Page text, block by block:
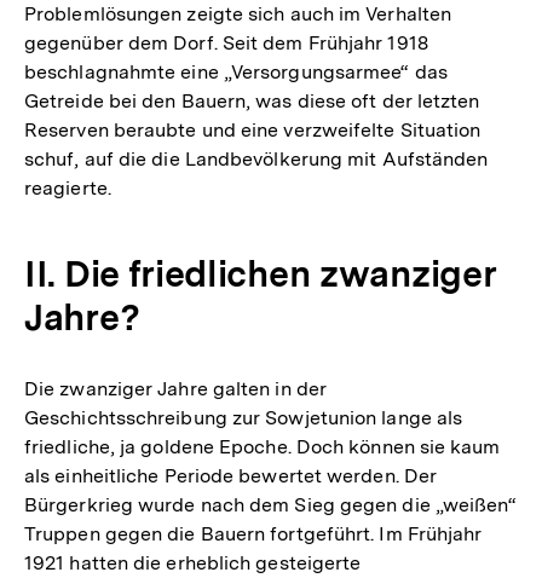
Problemlösungen zeigte sich auch im Verhalten
gegenüber dem Dorf. Seit dem Frühjahr 1918
beschlagnahmte eine „Versorgungsarmee“ das
Getreide bei den Bauern, was diese oft der letzten
Reserven beraubte und eine verzweifelte Situation
schuf, auf die die Landbevölkerung mit Aufständen
reagierte.
II. Die friedlichen zwanziger
Jahre?
Die zwanziger Jahre galten in der
Geschichtsschreibung zur Sowjetunion lange als
friedliche, ja goldene Epoche. Doch können sie kaum
als einheitliche Periode bewertet werden. Der
Bürgerkrieg wurde nach dem Sieg gegen die „weißen“
Truppen gegen die Bauern fortgeführt. Im Frühjahr
1921 hatten die erheblich gesteigerte